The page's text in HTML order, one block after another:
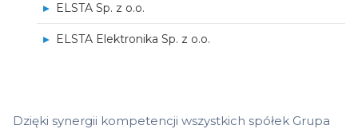
ELSTA Sp. z o.o.
ELSTA Elektronika Sp. z o.o.
Dzięki synergii kompetencji wszystkich spółek Grupa